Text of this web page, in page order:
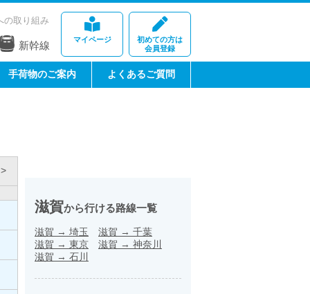
マイページ
初めての方は
会員登録
の取り組み
新幹線
手荷物のご案内 よくあるご質問
滋賀から行ける路線一覧
滋賀 → 埼玉 滋賀 → 千葉
滋賀 → 東京 滋賀 → 神奈川
滋賀 → 石川